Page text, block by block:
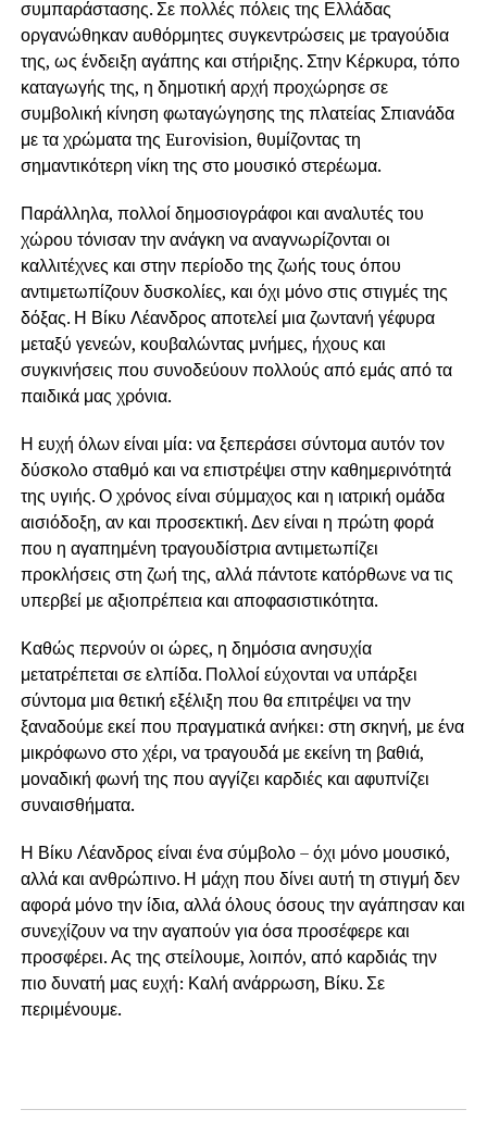
συμπαράστασης. Σε πολλές πόλεις της Ελλάδας
οργανώθηκαν αυθόρμητες συγκεντρώσεις με τραγούδια
της, ως ένδειξη αγάπης και στήριξης. Στην Κέρκυρα, τόπο
καταγωγής της, η δημοτική αρχή προχώρησε σε
συμβολική κίνηση φωταγώγησης της πλατείας Σπιανάδα
με τα χρώματα της Eurovision, θυμίζοντας τη
σημαντικότερη νίκη της στο μουσικό στερέωμα.
Παράλληλα, πολλοί δημοσιογράφοι και αναλυτές του
χώρου τόνισαν την ανάγκη να αναγνωρίζονται οι
καλλιτέχνες και στην περίοδο της ζωής τους όπου
αντιμετωπίζουν δυσκολίες, και όχι μόνο στις στιγμές της
δόξας. Η Βίκυ Λέανδρος αποτελεί μια ζωντανή γέφυρα
μεταξύ γενεών, κουβαλώντας μνήμες, ήχους και
συγκινήσεις που συνοδεύουν πολλούς από εμάς από τα
παιδικά μας χρόνια.
Η ευχή όλων είναι μία: να ξεπεράσει σύντομα αυτόν τον
δύσκολο σταθμό και να επιστρέψει στην καθημερινότητά
της υγιής. Ο χρόνος είναι σύμμαχος και η ιατρική ομάδα
αισιόδοξη, αν και προσεκτική. Δεν είναι η πρώτη φορά
που η αγαπημένη τραγουδίστρια αντιμετωπίζει
προκλήσεις στη ζωή της, αλλά πάντοτε κατόρθωνε να τις
υπερβεί με αξιοπρέπεια και αποφασιστικότητα.
Καθώς περνούν οι ώρες, η δημόσια ανησυχία
μετατρέπεται σε ελπίδα. Πολλοί εύχονται να υπάρξει
σύντομα μια θετική εξέλιξη που θα επιτρέψει να την
ξαναδούμε εκεί που πραγματικά ανήκει: στη σκηνή, με ένα
μικρόφωνο στο χέρι, να τραγουδά με εκείνη τη βαθιά,
μοναδική φωνή της που αγγίζει καρδιές και αφυπνίζει
συναισθήματα.
Η Βίκυ Λέανδρος είναι ένα σύμβολο – όχι μόνο μουσικό,
αλλά και ανθρώπινο. Η μάχη που δίνει αυτή τη στιγμή δεν
αφορά μόνο την ίδια, αλλά όλους όσους την αγάπησαν και
συνεχίζουν να την αγαπούν για όσα προσέφερε και
προσφέρει. Ας της στείλουμε, λοιπόν, από καρδιάς την
πιο δυνατή μας ευχή: Καλή ανάρρωση, Βίκυ. Σε
περιμένουμε.